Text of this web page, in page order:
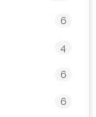
6
4
6
6